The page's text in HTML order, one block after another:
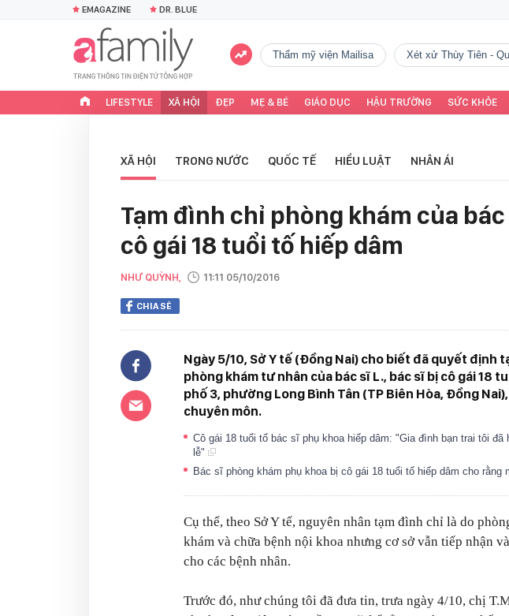
EMAGAZINE DR. BLUE
Thẩm mỹ viện Mailisa Xét xử Thùy Tiên -
LIFESTYLE XÃ HỘI ĐẸP MẸ & BÉ GIÁO DỤC HẬU TRƯỜNG SỨC KHỎE
XÃ HỘI TRONG NƯỚC QUỐC TẾ HIỂU LUẬT NHÂN ÁI
Tạm đình chỉ phòng khám của
cô gái 18 tuổi tố hiếp dâm
NHƯ QUỲNH, 11:11 05/10/2016
CHIA SẺ
Ngày 5/10, Sở Y tế (Đồng Nai) cho biết đã quyết định
phòng khám tư nhân của bác sĩ L., bác sĩ bị cô gái 18
phố 3, phường Long Bình Tân (TP Biên Hòa, Đồng
chuyên môn.
Cô gái 18 tuổi tố bác sĩ phụ khoa hiếp dâm: "Gia đình bạn trai tôi
lễ"
Bác sĩ phòng khám phụ khoa bị cô gái 18 tuổi tố hiếp dâm cho rằng
Cụ thể, theo Sở Y tế, nguyên nhân tạm đình chỉ là do
khám và chữa bệnh nội khoa nhưng cơ sở vẫn tiếp nhận
cho các bệnh nhân.
Trước đó, như chúng tôi đã đưa tin, trưa ngày 4/10, chị